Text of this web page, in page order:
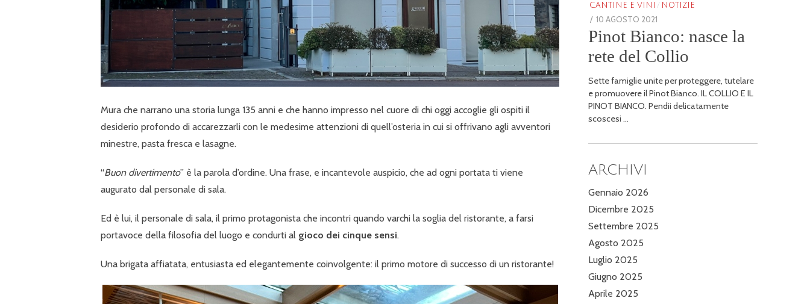
Mura che narrano una storia lunga 135 anni e che hanno impresso nel cuore di chi oggi accoglie gli ospiti il
desiderio profondo di accarezzarli con le medesime attenzioni di quell’osteria in cui si offrivano agli avventori
minestre, pasta fresca e lasagne.
“Buon divertimento” è la parola d’ordine. Una frase, e incantevole auspicio, che ad ogni portata ti viene
augurato dal personale di sala.
Ed è lui, il personale di sala, il primo protagonista che incontri quando varchi la soglia del ristorante, a farsi
portavoce della filosofia del luogo e condurti al gioco dei cinque sensi.
Una brigata affiatata, entusiasta ed elegantemente coinvolgente: il primo motore di successo di un ristorante!
CANTINE E VINI / NOTIZIE
POSTED
ON
10 AGOSTO 2021
GENNAIO
Pinot Bianco: nasce la
rete del Collio
Sette famiglie unite per proteggere, tutelare
e promuovere il Pinot Bianco. IL COLLIO E IL
PINOT BIANCO. Pendii delicatamente
scoscesi …
ARCHIVI
Gennaio 2026
Dicembre 2025
Settembre 2025
Agosto 2025
Luglio 2025
Giugno 2025
Aprile 2025